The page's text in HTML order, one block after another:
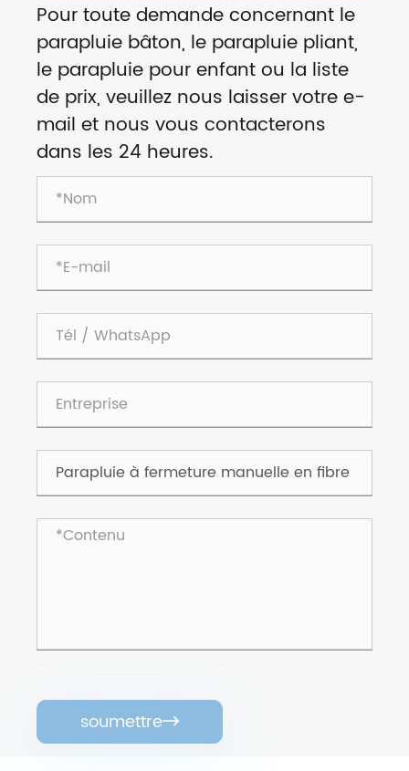
Pour toute demande concernant le
parapluie bâton, le parapluie pliant,
le parapluie pour enfant ou la liste
de prix, veuillez nous laisser votre e-
mail et nous vous contacterons
dans les 24 heures.
soumettre